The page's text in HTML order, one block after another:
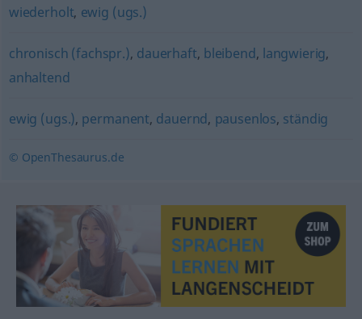
wiederholt, ewig (ugs.)
chronisch (fachspr.), dauerhaft, bleibend, langwierig,
anhaltend
ewig (ugs.), permanent, dauernd, pausenlos, ständig
© OpenThesaurus.de